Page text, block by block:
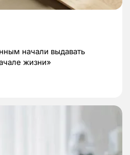
начали выдавать
жизни»